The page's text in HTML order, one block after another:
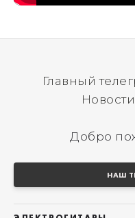
Главный
Добро
НАШ